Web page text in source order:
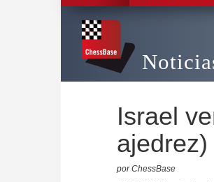
Israel
ajedrez)
por ChessBase